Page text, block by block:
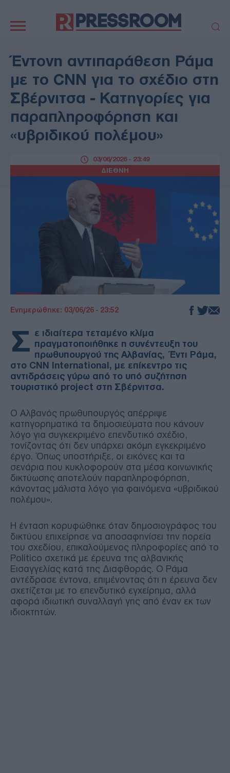
πλοήγηση
ΠΟΛΙΤΙΚΗ
ΤΟΥΡΚΙΑ
ΕΚΚΛΗΣΙΑ
ΑΜΥΝΑ
ΔΙΕΘΝΗ
ΚΥΠΡΟΣ
MEDIA
LIFESTYLE
SPORTS
ΑΥΤΟΔΙΟΙΚΗΣΗ
ΤΕΧΝΟΛΟΓΙΑ
ΠΑΡΑΞΕΝΑ
ΖΩΔΙΑ
Έντονη αντιπαράθεση Ράμα
με το CNN για το σχέδιο στη
Σβέρνιτσα - Κατηγορίες για
παραπληροφόρηση και
«υβριδικού πολέμου»
ΔΙΕΘΝΗ
03/06/2026 - 23:49
Ενημερώθηκε: 03/06/26 - 23:52
Σ ε ιδιαίτερα τεταμένο κλίμα
πραγματοποιήθηκε η συνέντευξη του
πρωθυπουργού της Αλβανίας, Έντι Ράμα,
στο CNN International, με επίκεντρο τις
αντιδράσεις γύρω από το υπό συζήτηση
τουριστικό project στη Σβέρνιτσα.
Ο Αλβανός πρωθυπουργός απέρριψε
κατηγορηματικά τα δημοσιεύματα που κάνουν
λόγο για συγκεκριμένο επενδυτικό σχέδιο,
τονίζοντας ότι δεν υπάρχει ακόμη εγκεκριμένο
έργο. Όπως υποστήριξε, οι εικόνες και τα
σενάρια που κυκλοφορούν στα μέσα κοινωνικής
δικτύωσης αποτελούν παραπληροφόρηση,
κάνοντας μάλιστα λόγο για φαινόμενα «υβριδικού
πολέμου».
Η ένταση κορυφώθηκε όταν δημοσιογράφος του
δικτύου επιχείρησε να αποσαφηνίσει την πορεία
του σχεδίου, επικαλούμενος πληροφορίες από το
Politico σχετικά με έρευνα της αλβανικής
Εισαγγελίας κατά της Διαφθοράς. Ο Ράμα
αντέδρασε έντονα, επιμένοντας ότι η έρευνα δεν
σχετίζεται με το επενδυτικό εγχείρημα, αλλά
αφορά ιδιωτική συναλλαγή γης από έναν εκ των
ιδιοκτητών.